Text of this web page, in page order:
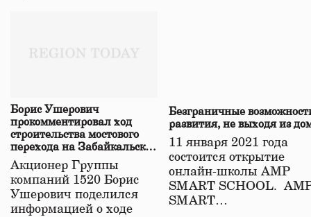
Борис Ушерович
прокомментировал ход
строительства мостового
перехода на Забайкальской
железной дороге
Акционер Группы
компаний 1520 Борис
Ушерович поделился
информацией о ходе
Безграничные
развития, не выходя из
11 января 2021 года
состоится открытие
онлайн-школы АМР
SMART SCHOOL.
SMART…